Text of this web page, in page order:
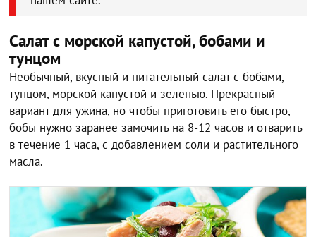
Салат с морской капустой, бобами и
тунцом
Необычный, вкусный и питательный салат с бобами,
тунцом, морской капустой и зеленью. Прекрасный
вариант для ужина, но чтобы приготовить его быстро,
бобы нужно заранее замочить на 8-12 часов и отварить
в течение 1 часа, с добавлением соли и растительного
масла.